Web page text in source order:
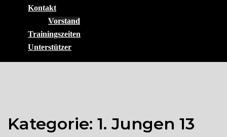
Kontakt
Vorstand
Trainingszeiten
Unterstützer
Kategorie: 1. Jungen 13